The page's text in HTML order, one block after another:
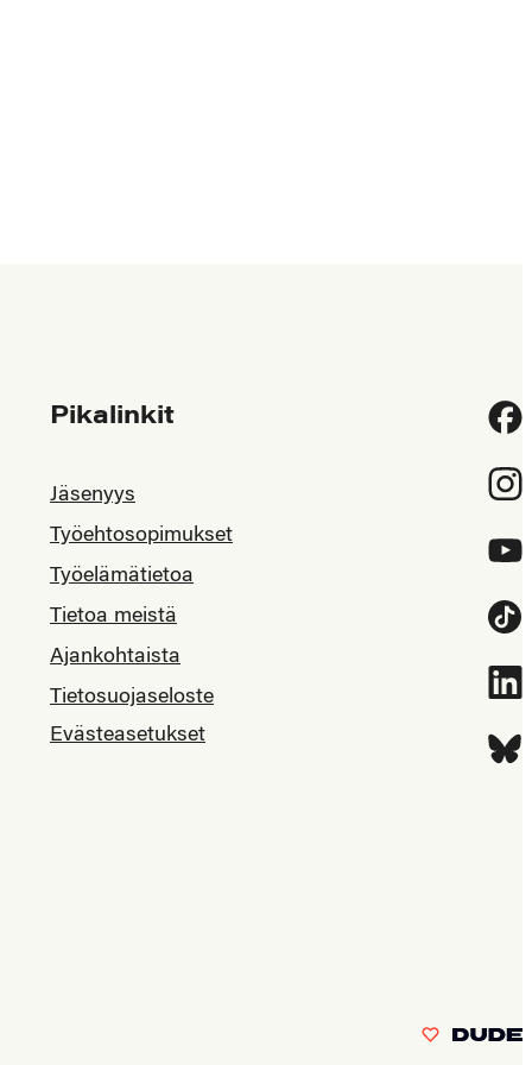
Pikalinkit
Jäsenyys
Työehtosopimukset
Työelämätietoa
Tietoa meistä
Ajankohtaista
Tietosuojaseloste
Evästeasetukset